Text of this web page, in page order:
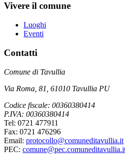
Vivere il comune
Luoghi
Eventi
Contatti
Comune di Tavullia
Via Roma, 81, 61010 Tavullia PU
Codice fiscale: 00360380414
P.IVA: 00360380414
Tel: 0721 477911
Fax: 0721 476296
Email: protocollo@comuneditavullia.it
PEC: